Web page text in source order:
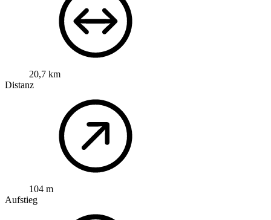
20,7 km
Distanz
104 m
Aufstieg